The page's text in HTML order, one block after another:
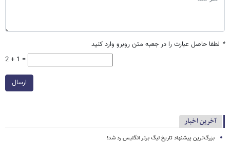
* لطفا حاصل عبارت را در جعبه متن روبرو وارد کنید
2 + 1 =
ارسال
آخرین اخبار
بزرگ‌ترین پیشنهاد تاریخ لیگ برتر انگلیس رد شد!